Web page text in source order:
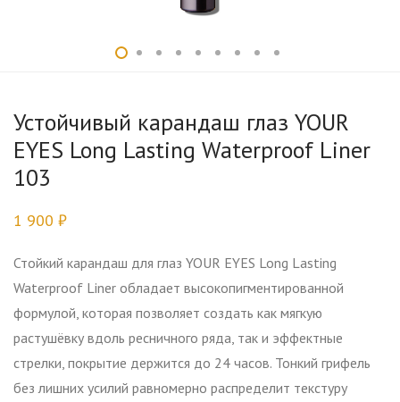
Устойчивый карандаш глаз YOUR
EYES Long Lasting Waterproof Liner
103
1 900 ₽
Стойкий карандаш для глаз YOUR EYES Long Lasting
Waterproof Liner обладает высокопигментированной
формулой, которая позволяет создать как мягкую
растушёвку вдоль ресничного ряда, так и эффектные
стрелки, покрытие держится до 24 часов. Тонкий грифель
без лишних усилий равномерно распределит текстуру